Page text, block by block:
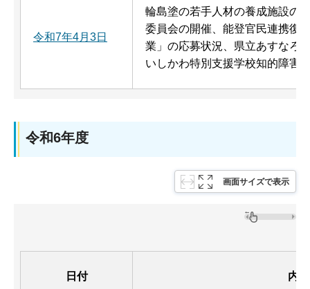
令和7年4月3日
輪島塗の若手人材の養成施設の
委員会の開催、能登官民連携復
業」の応募状況、県立あすなろ
いしかわ特別支援学校知的障害
令和6年度
画面サイズで表示
日付 内容